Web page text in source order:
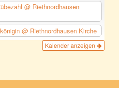
@ Riethnordhausen
@ Riethnordhausen Kirche
Kalender anzeigen